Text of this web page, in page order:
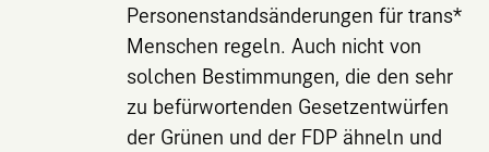
Personenstandsänderungen für trans*
Menschen regeln. Auch nicht von
solchen Bestimmungen, die den sehr
zu befürwortenden Gesetzentwürfen
der Grünen und der FDP ähneln und